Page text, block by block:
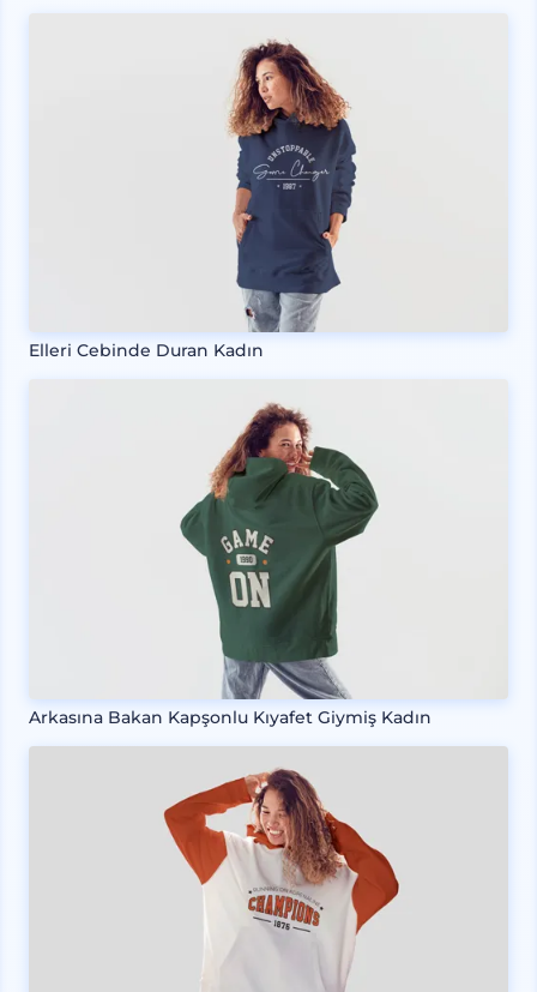
Elleri Cebinde Duran Kadın
Arkasına Bakan Kapşonlu Kıyafet Giymiş Kadın